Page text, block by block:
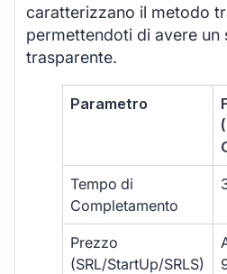
caratterizzano il metodo
permettendoti di avere
trasparente.
Parametro
Tempo di
Completamento
Prezzo
(SRL/StartUp/SRLS)